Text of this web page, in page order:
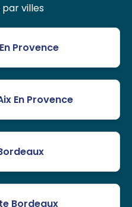
villes
Provence
En Provence
Bordeaux